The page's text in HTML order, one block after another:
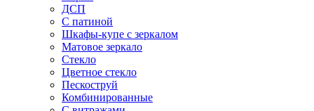
ДСП
С патиной
Шкафы-купе с зеркалом
Матовое зеркало
Стекло
Цветное стекло
Пескоструй
Комбинированные